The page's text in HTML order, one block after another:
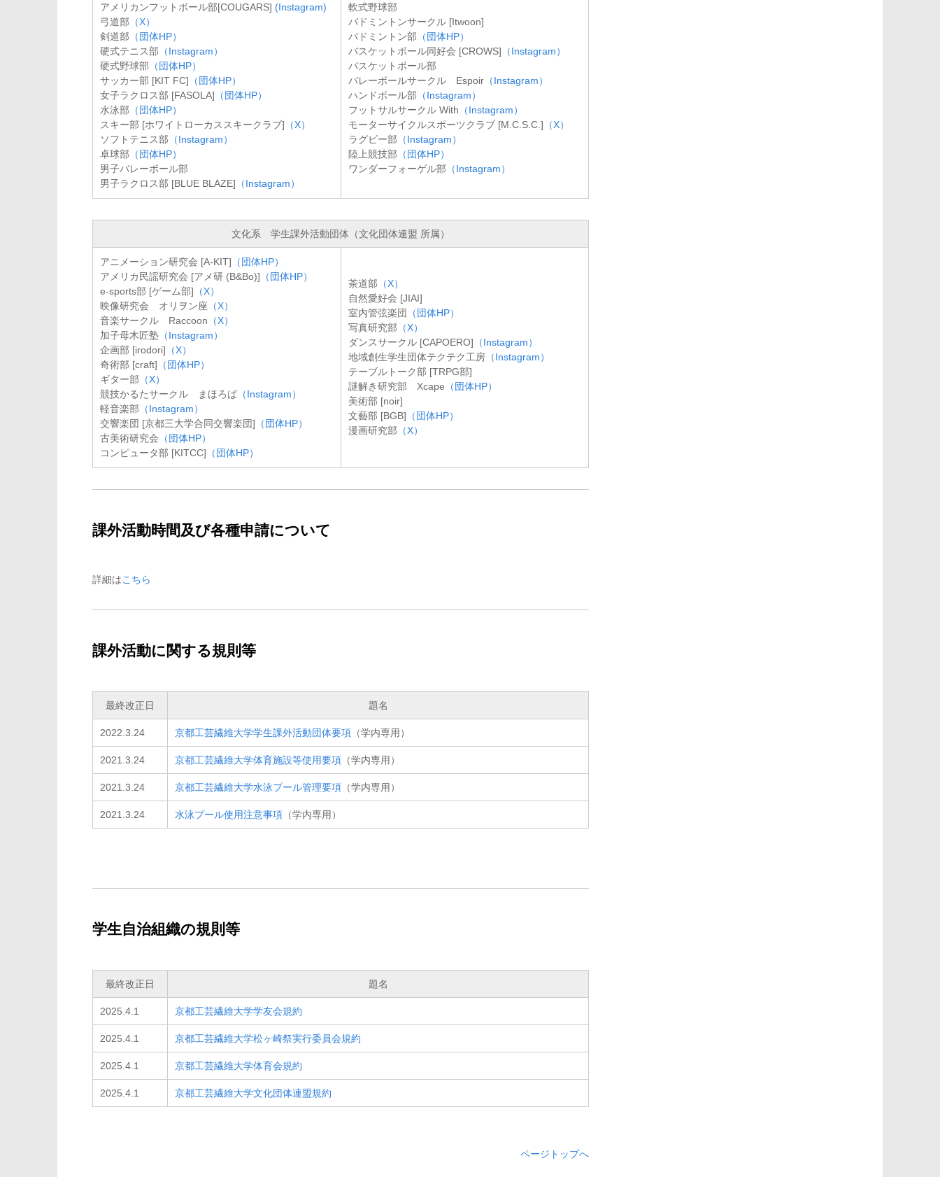
アメリカンフットボール部[COUGARS] (Instagram)
弓道部 （X）
剣道部 （団体HP）
硬式テニス部 （Instagram）
硬式野球部 （団体HP）
サッカー部 [KIT FC] （団体HP）
女子ラクロス部 [FASOLA] （団体HP）
水泳部 （団体HP）
スキー部 [ホワイトローカススキークラブ] （X）
ソフトテニス部 （Instagram）
卓球部 （団体HP）
男子バレーボール部
男子ラクロス部 [BLUE BLAZE] （Instagram）
軟式野球部
バドミントンサークル [Itwoon]
バドミントン部 （団体HP）
バスケットボール同好会 [CROWS] （Instagram）
バスケットボール部
バレーボールサークル Espoir （Instagram）
ハンドボール部 （Instagram）
フットサルサークル With （Instagram）
モーターサイクルスポーツクラブ [M.C.S.C.] （X）
ラグビー部 （Instagram）
陸上競技部 （団体HP）
ワンダーフォーゲル部 （Instagram）
文化系 学生課外活動団体（文化団体連盟 所属）
アニメーション研究会 [A-KIT] （団体HP）
アメリカ民謡研究会 [アメ研 (B&Bo)] （団体HP）
e-sports部 [ゲーム部] （X）
映像研究会 オリヲン座 （X）
音楽サークル Raccoon （X）
加子母木匠塾 （Instagram）
企画部 [irodori] （X）
奇術部 [craft] （団体HP）
ギター部 （X）
競技かるたサークル まほろば （Instagram）
軽音楽部 （Instagram）
交響楽団 [京都三大学合同交響楽団] （団体HP）
古美術研究会 （団体HP）
コンピュータ部 [KITCC] （団体HP）
茶道部 （X）
自然愛好会 [JIAI]
室内管弦楽団
（団体HP）
写真研究部 （X）
ダンスサークル [CAPOERO] （Instagram）
地域創生学生団体テクテク工房 （Instagram）
テーブルトーク部 [TRPG部]
謎解き研究部 Xcape （団体HP）
美術部 [noir]
文藝部 [BGB] （団体HP）
漫画研究部 （X）
課外活動時間及び各種申請について
詳細はこちら
課外活動に関する規則等
最終改正日 題名
2022.3.24 京都工芸繊維大学学生課外活動団体要項 （学内専用）
2021.3.24 京都工芸繊維大学体育施設等使用要項 （学内専用）
2021.3.24 京都工芸繊維大学水泳プール管理要項 （学内専用）
2021.3.24 水泳プール使用注意事項 （学内専用）
学生自治組織の規則等
最終改正日 題名
2025.4.1 京都工芸繊維大学学友会規約
2025.4.1 京都工芸繊維大学松ヶ崎祭実行委員会規約
2025.4.1 京都工芸繊維大学体育会規約
2025.4.1 京都工芸繊維大学文化団体連盟規約
ページトップへ